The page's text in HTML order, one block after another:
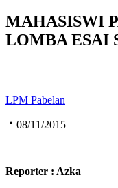
MAHASISWI
LOMBA ESAI
LPM Pabelan
08/11/2015
Reporter : Azka